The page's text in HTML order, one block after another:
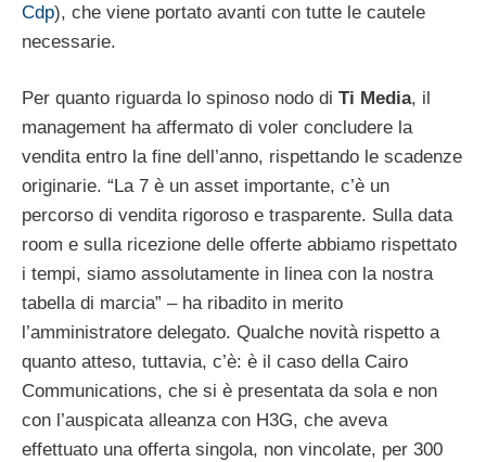
Cdp), che viene portato avanti con tutte le cautele
necessarie.
Per quanto riguarda lo spinoso nodo di Ti Media, il
management ha affermato di voler concludere la
vendita entro la fine dell’anno, rispettando le scadenze
originarie. “La 7 è un asset importante, c’è un
percorso di vendita rigoroso e trasparente. Sulla data
room e sulla ricezione delle offerte abbiamo rispettato
i tempi, siamo assolutamente in linea con la nostra
tabella di marcia” – ha ribadito in merito
l’amministratore delegato. Qualche novità rispetto a
quanto atteso, tuttavia, c’è: è il caso della Cairo
Communications, che si è presentata da sola e non
con l’auspicata alleanza con H3G, che aveva
effettuato una offerta singola, non vincolate, per 300